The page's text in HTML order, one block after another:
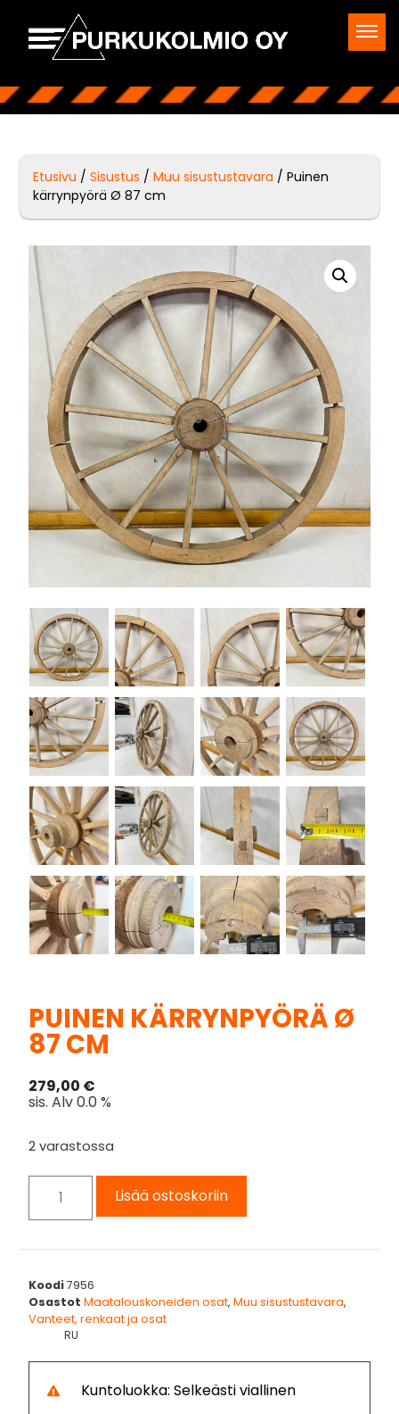
Etusivu /Sisustus /Muu sisustustavara / Puinen
kärrynpyörä Ø 87 cm
PUINEN KÄRRYNPYÖRÄ Ø
87 CM
279,00 €
sis. Alv 0.0 %
2 varastossa
Lisää ostoskoriin
Koodi7956
Osastot Maatalouskoneiden osat,Muu sisustustavara,
Vanteet, renkaat ja osat
RU
Kuntoluokka: Selkeästi viallinen